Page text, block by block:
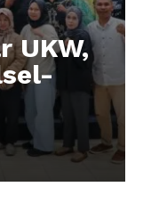
UKW,